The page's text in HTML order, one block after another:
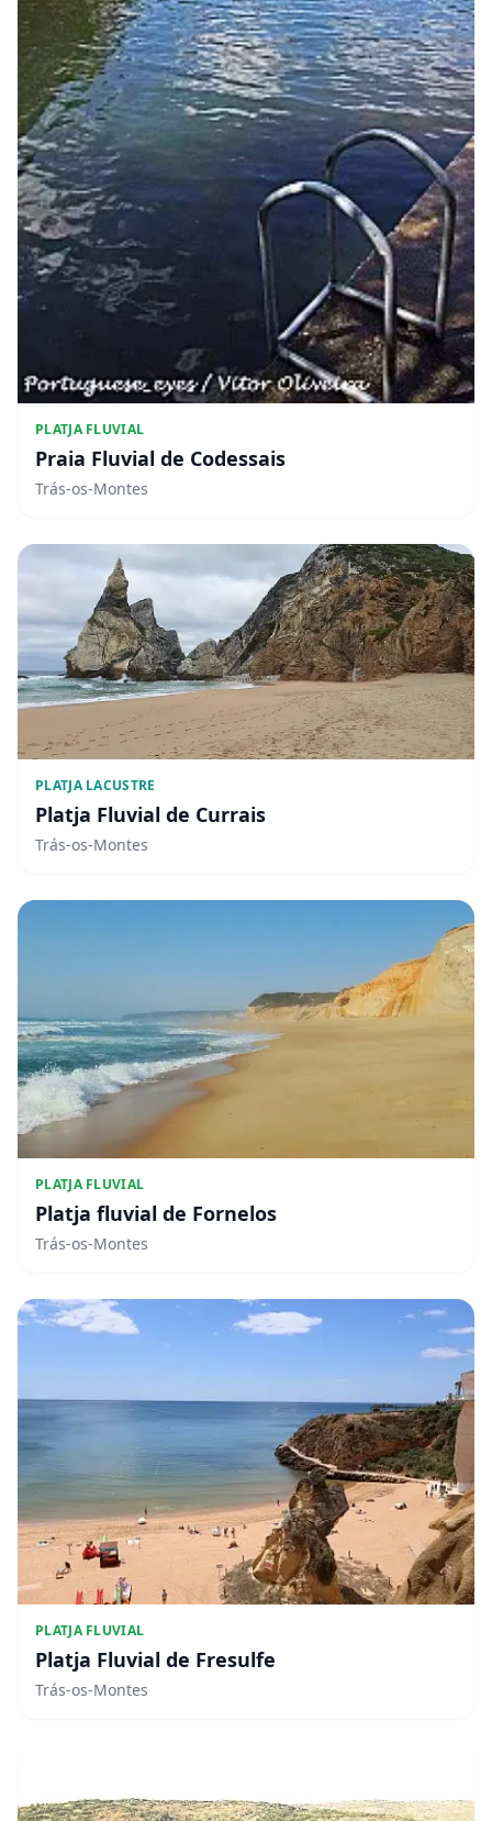
PLATJA FLUVIAL
Praia Fluvial de Codessais
Trás-os-Montes
PLATJA LACUSTRE
Platja Fluvial de Currais
Trás-os-Montes
PLATJA FLUVIAL
Platja fluvial de Fornelos
Trás-os-Montes
PLATJA FLUVIAL
Platja Fluvial de Fresulfe
Trás-os-Montes